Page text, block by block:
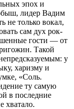
эпох и
лидер Вадим
не только вокал,
сам дух рок-
гости — от
Такой
у
харизму и
«Соль.
ту самую
в последние
хватало.